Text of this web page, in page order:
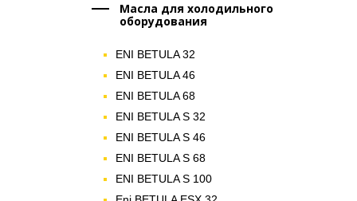
Масла для холодильного
оборудования
ENI BETULA 32
ENI BETULA 46
ENI BETULA 68
ENI BETULA S 32
ENI BETULA S 46
ENI BETULA S 68
ENI BETULA S 100